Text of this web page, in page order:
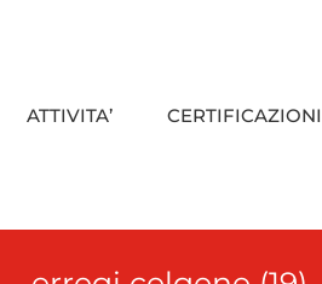
ATTIVITA’ CERTIFICAZIONI